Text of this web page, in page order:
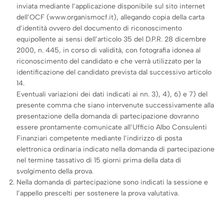
inviata mediante l’applicazione disponibile sul sito internet
dell’OCF (www.organismocf.it), allegando copia della carta
d’identità ovvero del documento di riconoscimento
equipollente ai sensi dell’articolo 35 del D.P.R. 28 dicembre
2000, n. 445, in corso di validità, con fotografia idonea al
riconoscimento del candidato e che verrà utilizzato per la
identificazione del candidato prevista dal successivo articolo
14.
Eventuali variazioni dei dati indicati ai nn. 3), 4), 6) e 7) del
presente comma che siano intervenute successivamente alla
presentazione della domanda di partecipazione dovranno
essere prontamente comunicate all’Ufficio Albo Consulenti
Finanziari competente mediante l’indirizzo di posta
elettronica ordinaria indicato nella domanda di partecipazione
nel termine tassativo di 15 giorni prima della data di
svolgimento della prova.
Nella domanda di partecipazione sono indicati la sessione e
l’appello prescelti per sostenere la prova valutativa.